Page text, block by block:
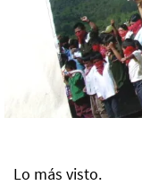
Lo más visto.